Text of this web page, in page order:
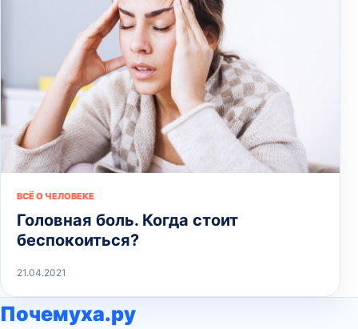
ВСЁ О ЧЕЛОВЕКЕ
Головная боль. Когда стоит
беспокоиться?
21.04.2021
Почемуха.ру